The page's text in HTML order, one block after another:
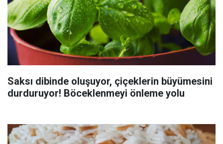
Saksı dibinde oluşuyor, çiçeklerin büyümesini
durduruyor! Böceklenmeyi önleme yolu